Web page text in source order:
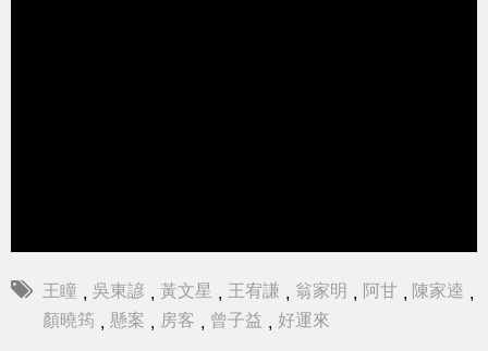
王瞳 , 吳東諺 , 黃文星 , 王宥謙 , 翁家明 , 阿甘 , 陳家逵 ,
顏曉筠 , 懸案 , 房客 , 曾子益 , 好運來